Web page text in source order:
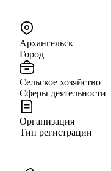
Архангельск
Город
Сельское хозяйство
Сферы деятельности
Организация
Тип регистрации